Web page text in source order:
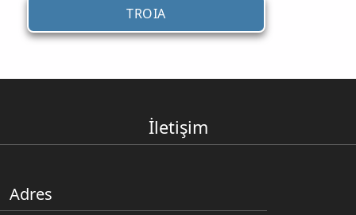
TROIA
İletişim
Adres